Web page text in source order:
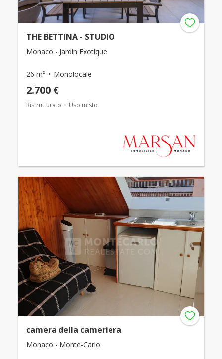
THE BETTINA - STUDIO
Monaco - Jardin Exotique
26 m² Monolocale
2.700 €
Ristrutturato Uso misto
camera della cameriera
Monaco - Monte-Carlo